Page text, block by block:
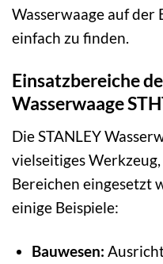
Wasserwaage auf der
einfach zu finden.
Einsatzbereiche
Wasserwaage
Die STANLEY
vielseitiges
Bereichen eingesetzt
einige Beispiele:
Bauwesen: